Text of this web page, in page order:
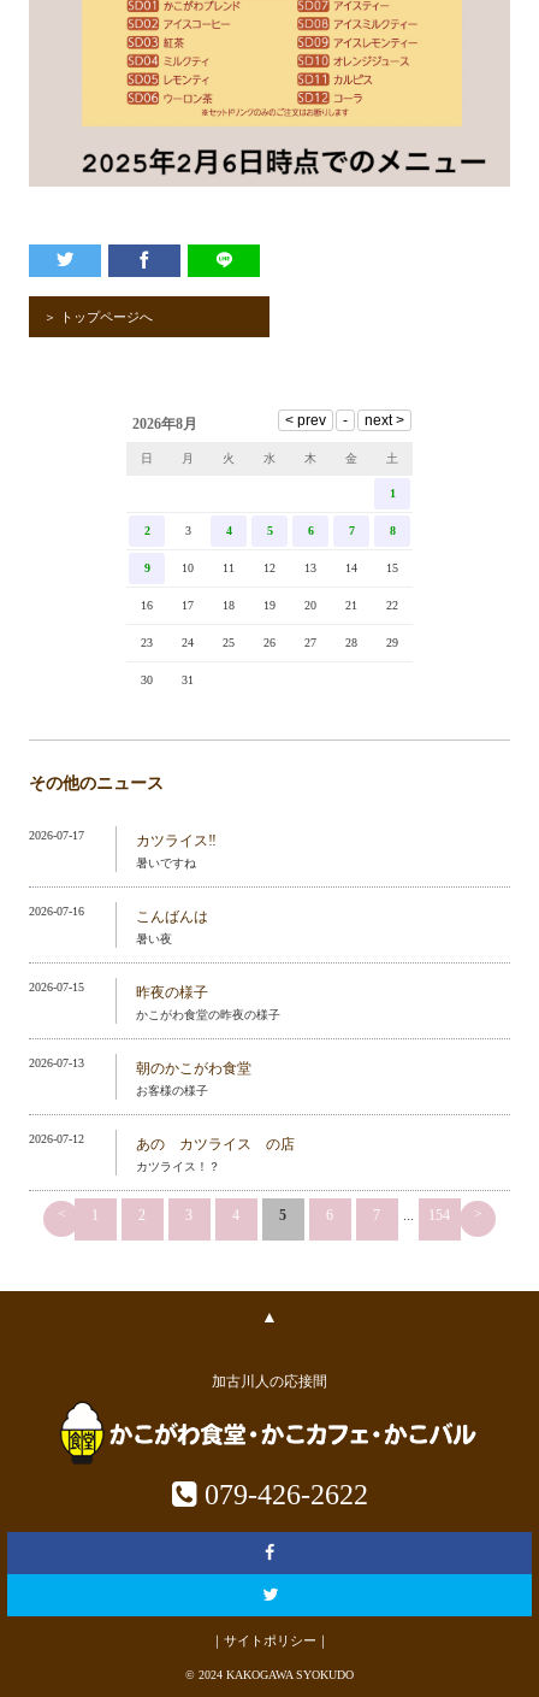
＞ トップページへ
2026年8月
日 月 火 水 木 金 土
1
2 3 4 5 6 7 8
9 10 11 12 13 14 15
16 17 18 19 20 21 22
23 24 25 26 27 28 29
30 31
その他のニュース
2026-07-17 カツライス‼️
暑いですね
2026-07-16 こんばんは
暑い夜
2026-07-15 昨夜の様子
かこがわ食堂の昨夜の様子
2026-07-13 朝のかこがわ食堂
お客様の様子
2026-07-12 あの カツライス の店
カツライス！？
< 1 2 3 4 5 6 7 ... 154 >
▲
加古川人の応接間
079-426-2622
｜サイトポリシー｜
© 2024 KAKOGAWA SYOKUDO